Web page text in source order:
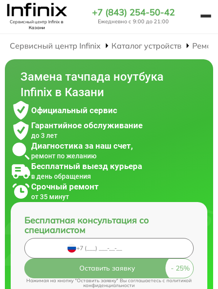
Сервисный центр Infinixв
Казани
+7 (843) 254-50-42
Ежедневно с 9:00 до 21:00
Сервисный центр Infinix Каталог устройств
Замена тачпада ноутбука
Infinix в Казани
Официальный сервис
Гарантийное обслуживание
до 3 лет
Диагностика за наш счет,
ремонт по желанию
Бесплатный выезд курьера
в день обращения
Срочный ремонт
от 35 минут
Бесплатная консультация со
специалистом
Оставить заявку
Нажимая на кнопку "Оставить заявку" Вы соглашаетесь cполитикой
конфиденциальности